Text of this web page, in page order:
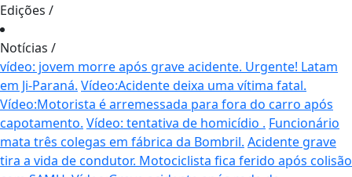
Edições /
Notícias /
vídeo: jovem morre após grave acidente. Urgente! Latam
em Ji-Paraná. Vídeo:Acidente deixa uma vítima fatal.
Vídeo:Motorista é arremessada para fora do carro após
capotamento. Vídeo: tentativa de homicídio . Funcionário
mata três colegas em fábrica da Bombril. Acidente grave
tira a vida de condutor. Motociclista fica ferido após colisão